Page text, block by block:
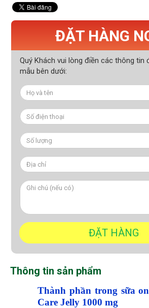
ĐẶT HÀNG
Quý Khách vui lòng điền các thông tin
mẫu bên dưới:
Thông tin sản phẩm
Thành phần trong sữa
Care Jelly 1000 mg